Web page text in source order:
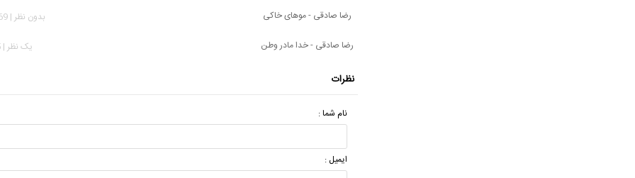
رضا صادقی - موهای خاکی
بدون نظر | 1,269 بازدید
رضا صادقی - خدا مادر وطن
يک نظر | 275 بازدید
نظرات
نام شما :
ایمیل :